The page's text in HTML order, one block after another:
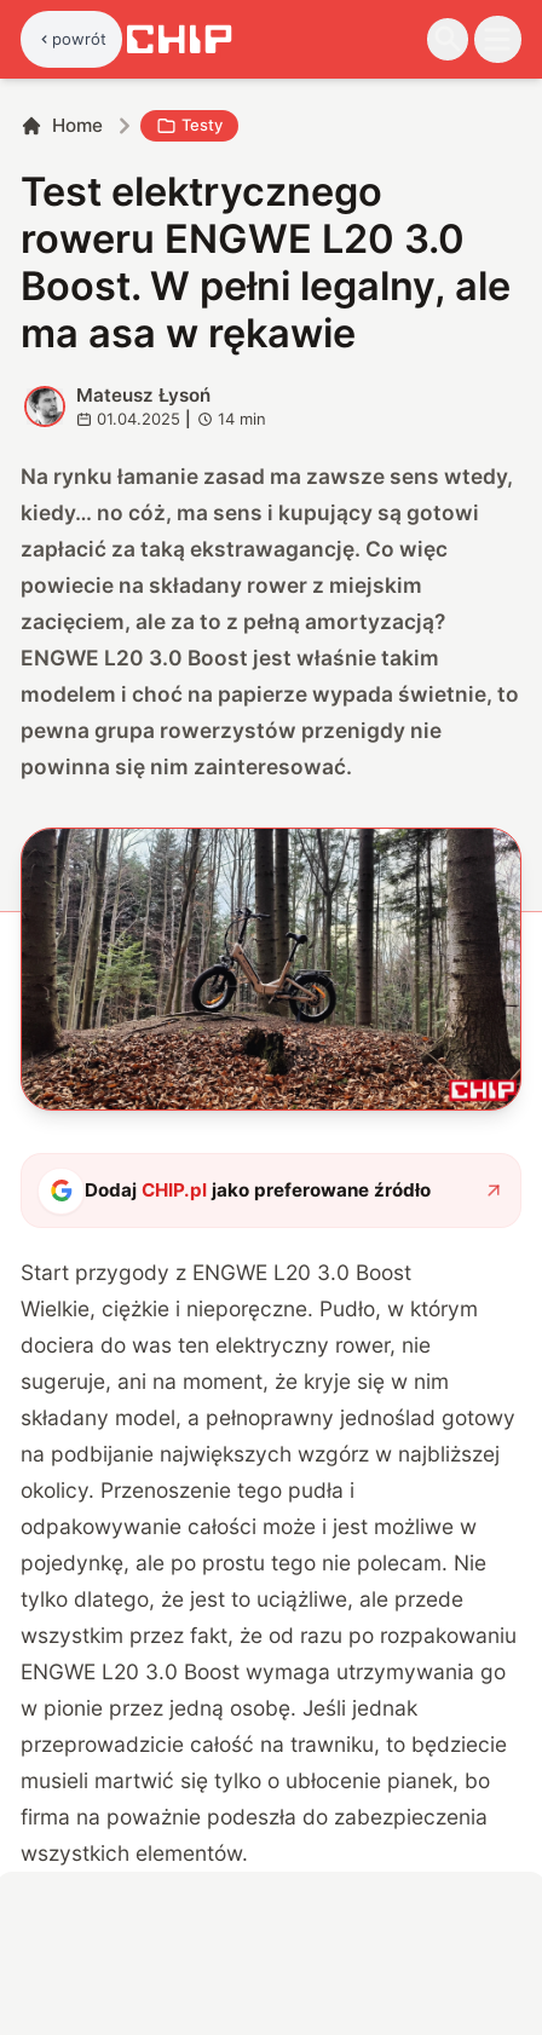
powrót
Home Testy
Test elektrycznego
roweru ENGWE L20 3.0
Boost. W pełni legalny, ale
ma asa w rękawie
M
Mateusz Łysoń
01.04.2025 14 min
Na rynku łamanie zasad ma zawsze sens wtedy,
kiedy… no cóż, ma sens i kupujący są gotowi
zapłacić za taką ekstrawagancję. Co więc
powiecie na składany rower z miejskim
zacięciem, ale za to z pełną amortyzacją?
ENGWE L20 3.0 Boost jest właśnie takim
modelem i choć na papierze wypada świetnie, to
pewna grupa rowerzystów przenigdy nie
powinna się nim zainteresować.
DodajCHIP.pl jako preferowane źródło
Start przygody z ENGWE L20 3.0 Boost
Wielkie, ciężkie i nieporęczne. Pudło, w którym
dociera do was ten elektryczny rower, nie
sugeruje, ani na moment, że kryje się w nim
składany model, a pełnoprawny jednoślad gotowy
na podbijanie największych wzgórz w najbliższej
okolicy. Przenoszenie tego pudła i
odpakowywanie całości może i jest możliwe w
pojedynkę, ale po prostu tego nie polecam. Nie
tylko dlatego, że jest to uciążliwe, ale przede
wszystkim przez fakt, że od razu po rozpakowaniu
ENGWE L20 3.0 Boost wymaga utrzymywania go
w pionie przez jedną osobę. Jeśli jednak
przeprowadzicie całość na trawniku, to będziecie
musieli martwić się tylko o ubłocenie pianek, bo
firma na poważnie podeszła do zabezpieczenia
wszystkich elementów.